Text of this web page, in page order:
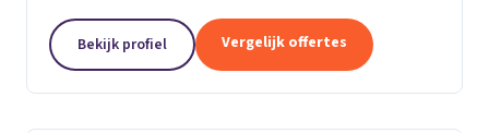
Bekijk profiel Vergelijk offertes